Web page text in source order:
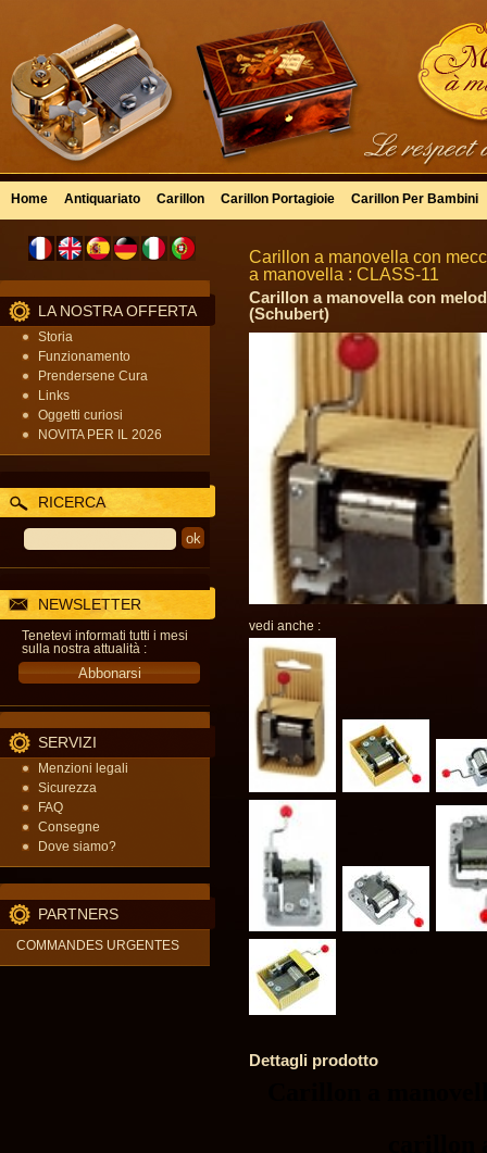
Home Antiquariato Carillon Carillon Portagioie Carillon Per Bambini
LA NOSTRA OFFERTA
Storia
Funzionamento
Prendersene Cura
Links
Oggetti curiosi
NOVITA PER IL 2026
RICERCA
NEWSLETTER
Tenetevi informati tutti i mesi
sulla nostra attualità :
SERVIZI
Menzioni legali
Sicurezza
FAQ
Consegne
Dove siamo?
PARTNERS
COMMANDES URGENTES
Carillon a manovella con
a manovella : CLASS-11
Carillon a manovella con
(Schubert)
vedi anche :
Dettagli prodotto